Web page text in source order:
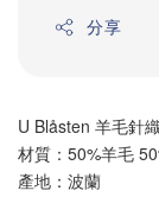
分享
U Blåsten 羊毛針
材質：50%羊毛
產地：波蘭